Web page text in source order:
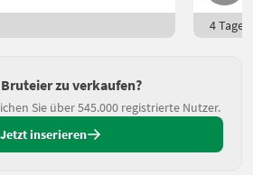
4 Tage
zu verkaufen?
Sie über 545.000 registrierte Nutzer.
Jetzt inserieren